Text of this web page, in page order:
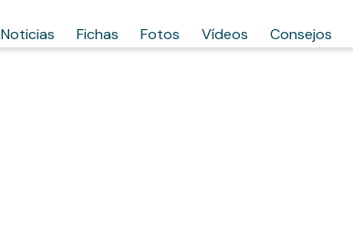
Noticias Fichas Fotos Vídeos Consejos